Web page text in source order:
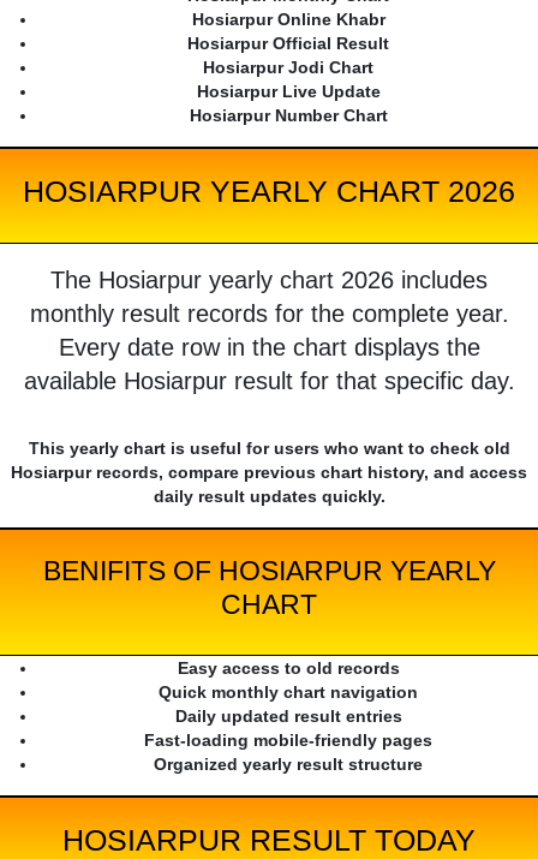
Hosiarpur Online Khabr
Hosiarpur Official Result
Hosiarpur Jodi Chart
Hosiarpur Live Update
Hosiarpur Number Chart
HOSIARPUR YEARLY CHART 2026
The Hosiarpur yearly chart 2026 includes
monthly result records for the complete year.
Every date row in the chart displays the
available Hosiarpur result for that specific day.
This yearly chart is useful for users who want to check old
Hosiarpur records, compare previous chart history, and access
daily result updates quickly.
BENIFITS OF HOSIARPUR YEARLY
CHART
Easy access to old records
Quick monthly chart navigation
Daily updated result entries
Fast-loading mobile-friendly pages
Organized yearly result structure
HOSIARPUR RESULT TODAY